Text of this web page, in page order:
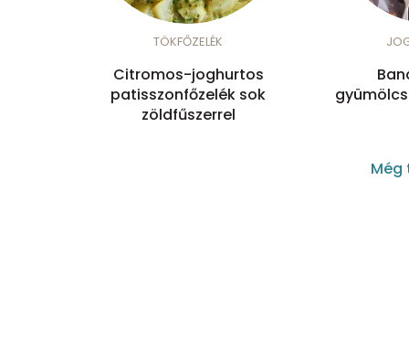
TÖKFŐZELÉK
Citromos-joghurtos
patisszonfőzelék sok
zöldfűszerrel
Még